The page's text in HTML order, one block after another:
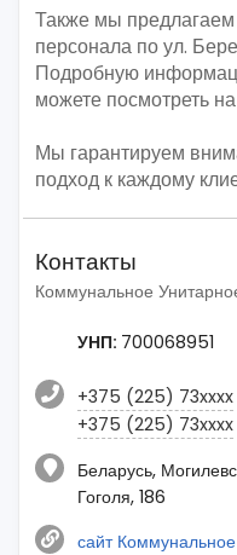
Также мы
персонала по ул.
Подробную
можете посмотреть
Мы гарантируем
подход к каждому
Контакты
Коммунальное
УНП: 700068951
+375 (225) 73xxxx
+375 (225) 73xxxx
Беларусь,
Гоголя, 186
сайт